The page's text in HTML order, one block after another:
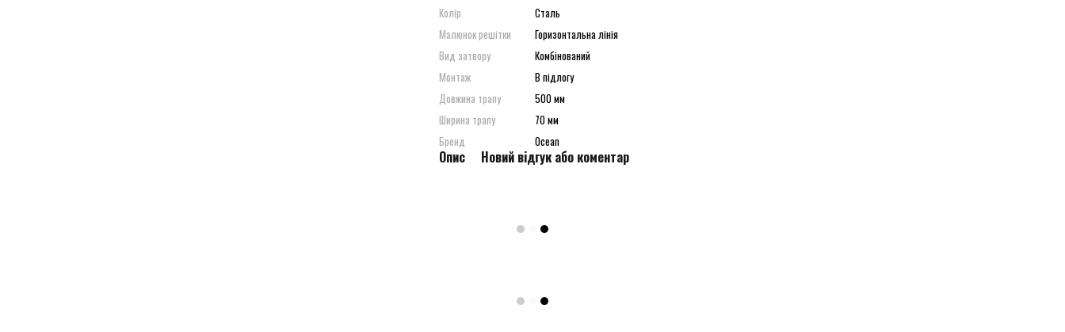
Колір
Сталь
Малюнок решітки
Горизонтальна лінія
Вид затвору
Комбінований
Монтаж
В підлогу
Довжина трапу
500 мм
Ширина трапу
70 мм
Бренд
Ocean
Опис Новий відгук або коментар